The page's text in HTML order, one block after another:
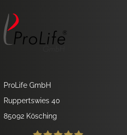
ProLife GmbH
Ruppertswies 40
85092 Kösching